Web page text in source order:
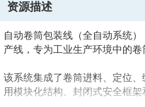
资源描述
自动卷筒包装线（全自动系统）
产线，专为工业生产环境中的卷
该系统集成了卷筒进料、定位
用模块化结构、封闭式安全框